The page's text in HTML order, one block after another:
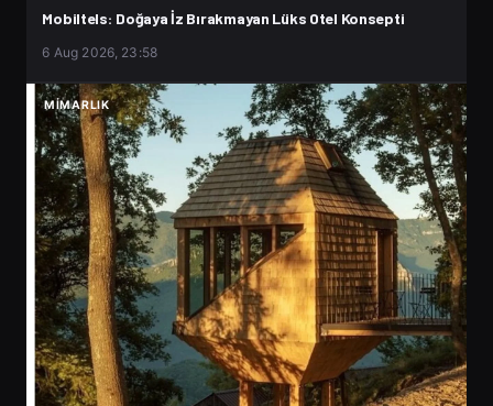
Mobiltels: Doğaya İz Bırakmayan Lüks Otel Konsepti
6 Aug 2026, 23:58
MIMARLIK